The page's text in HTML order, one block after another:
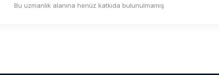
Bu uzmanlık alanına henüz katkıda bulunulmamış